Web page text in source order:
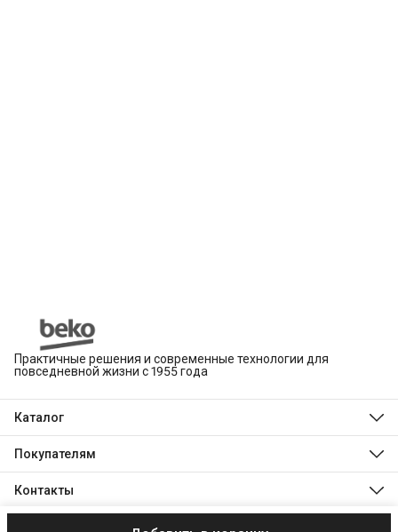
Практичные решения и современные технологии для
повседневной жизни с 1955 года
Каталог
Hotpoint
Стиральные и сушильные машины
Духовые шкафы
Покупателям
Оплата
Обмен, возврат и ремонт
Контакты
Телефон